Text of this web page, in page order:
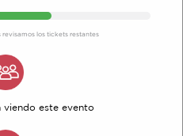
los tickets restantes
viendo este evento